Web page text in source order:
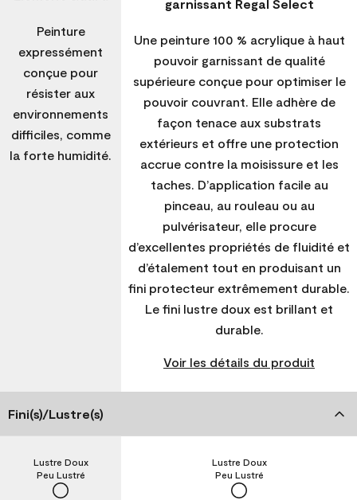
Peinture
expressément
conçue pour
résister aux
environnements
difficiles, comme
la forte humidité.
garnissant Regal Select
Une peinture 100 % acrylique à haut
pouvoir garnissant de qualité
supérieure conçue pour optimiser le
pouvoir couvrant. Elle adhère de
façon tenace aux substrats
extérieurs et offre une protection
accrue contre la moisissure et les
taches. D’application facile au
pinceau, au rouleau ou au
pulvérisateur, elle procure
d’excellentes propriétés de fluidité et
d’étalement tout en produisant un
fini protecteur extrêmement durable.
Le fini lustre doux est brillant et
durable.
Voir les détails du produit
Fini(s)/Lustre(s)
Peu Lustré
Lustre Doux
Peu Lustré
Lustre Doux